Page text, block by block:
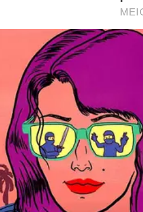
CONSELHO ESTADUAL DE CULTURA